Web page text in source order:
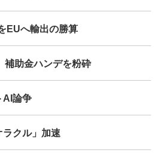
EUへ輸出の勝算
補助金ハンデを粉砕
AI論争
ラクル」加速